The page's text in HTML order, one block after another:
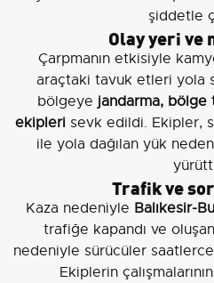
şiddetle
Olay yeri ve
Çarpmanın etkisiyle
araçtaki tavuk etleri yola
bölgeye jandarma, bölge
ekiplerisevk edildi. Ekipler,
ile yola dağılan yük
Trafik ve
Kaza nedeniyle Balıkesir-
trafiğe kapandı ve
nedeniyle sürücüler
Ekiplerin